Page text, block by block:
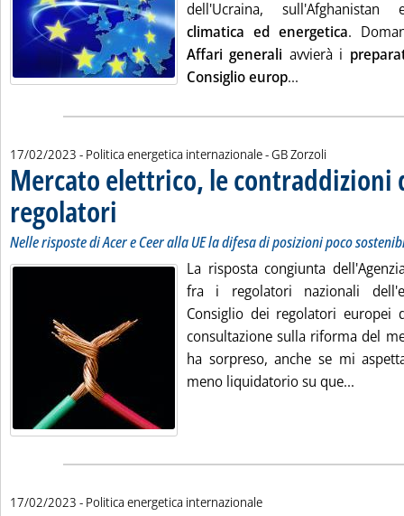
dell'Ucraina,
climatica ed energetica.
Affari generali avvierà i
Consiglio europ...
17/02/2023 - Politica energetica internazionale -di:
GB Zorzoli
Mercato elettrico, le contraddizioni
regolatori
Nelle risposte di Acer e Ceer alla UE la difesa di posizioni poco
La risposta congiunta
fra i regolatori nazionali
Consiglio dei regolatori europei
consultazione sulla riforma del
ha sorpreso, anche se mi
meno liquidatorio su que...
17/02/2023 - Politica energetica internazionale